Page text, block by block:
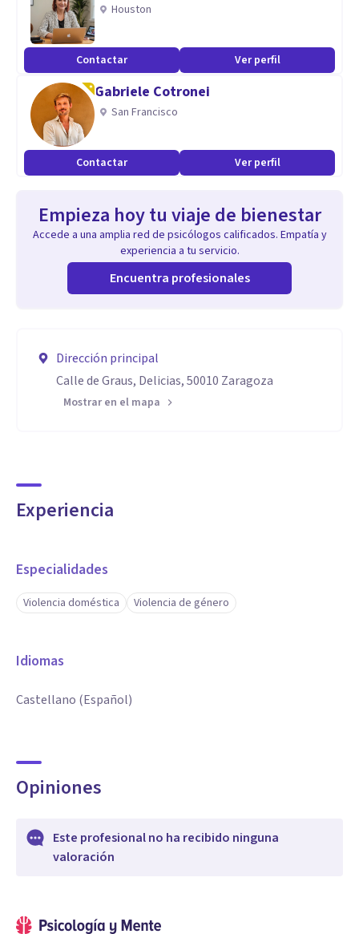
Houston
Contactar Ver perfil
Gabriele Cotronei
San Francisco
Contactar Ver perfil
Empieza hoy tu viaje de bienestar
Accede a una amplia red de psicólogos calificados. Empatía y
experiencia a tu servicio.
Encuentra profesionales
Dirección principal
Calle de Graus, Delicias, 50010 Zaragoza
Mostrar en el mapa
Experiencia
Especialidades
Violencia doméstica Violencia de género
Idiomas
Castellano (Español)
Opiniones
Este profesional no ha recibido ninguna
valoración